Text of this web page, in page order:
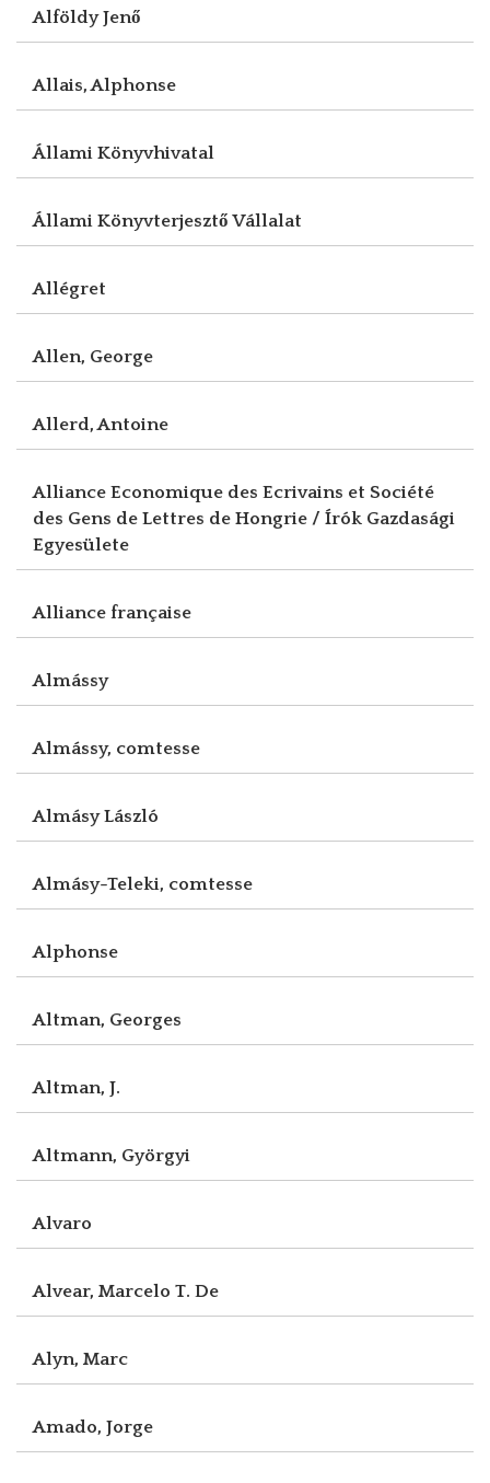
Alföldy Jenő
Allais, Alphonse
Állami Könyvhivatal
Állami Könyvterjesztő Vállalat
Allégret
Allen, George
Allerd, Antoine
Alliance Economique des Ecrivains et Société
des Gens de Lettres de Hongrie / Írók Gazdasági
Egyesülete
Alliance française
Almássy
Almássy, comtesse
Almásy László
Almásy-Teleki, comtesse
Alphonse
Altman, Georges
Altman, J.
Altmann, Györgyi
Alvaro
Alvear, Marcelo T. De
Alyn, Marc
Amado, Jorge